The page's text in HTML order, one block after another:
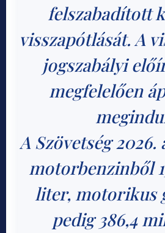
felszabadított
visszapótlását. A
jogszabályi
megfelelően
A Szövetség
motorbenzinből
liter, motorikus
pedig 386,4